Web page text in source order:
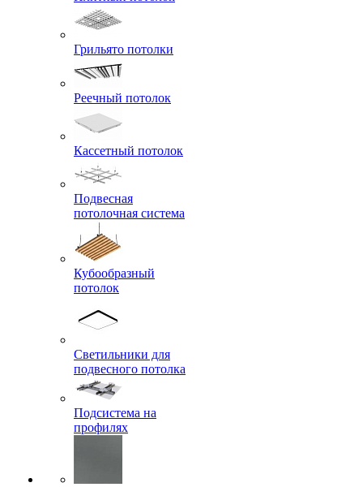
Грильято потолки
Реечный потолок
Кассетный потолок
Подвесная
потолочная система
Кубообразный
потолок
Светильники для
подвесного потолка
Подсистема на
профилях